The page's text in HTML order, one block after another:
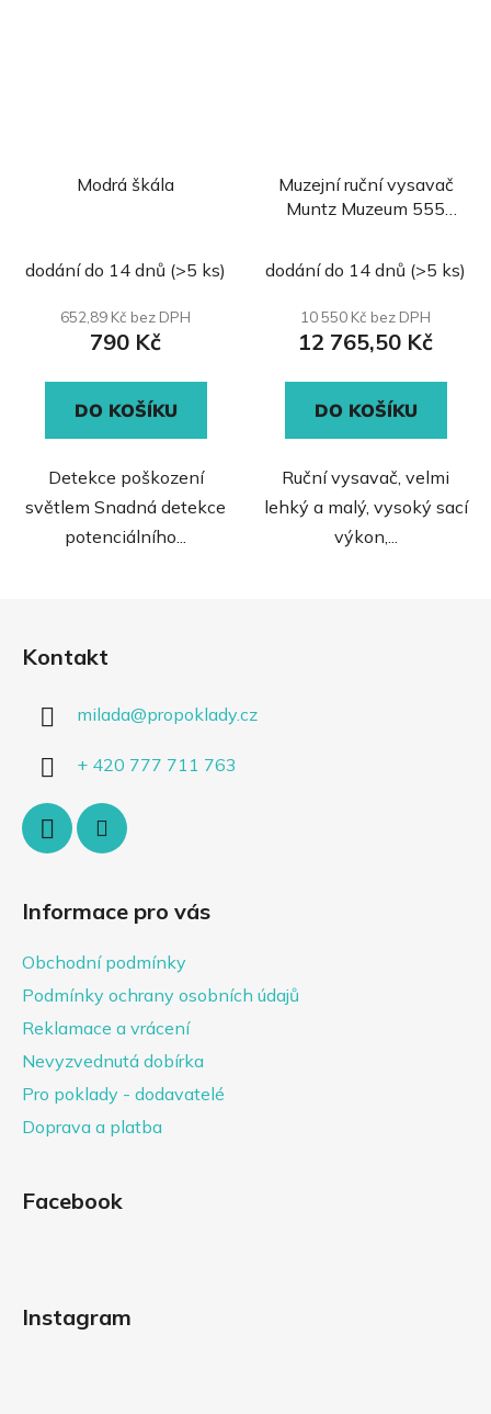
Modrá škála
hodnocení
produktu
je
z
dodání do 14 dnů (>5 ks)
652,89 Kč bez DPH
790 Kč
DO KOŠÍKU
Detekce poškození
světlem Snadná detekce
potenciálního...
Muzejní ruční vysavač
Muntz Muzeum 555
hodnocení
produktu
je
z
dodání do 14 dnů (>5 ks)
10 550 Kč bez DPH
12 765,50 Kč
DO KOŠÍKU
Ruční vysavač, velmi
lehký a malý, vysoký sací
výkon,...
Kontakt
milada@propoklady.cz
+ 420 777 711 763
Informace pro vás
Obchodní podmínky
Podmínky ochrany osobních údajů
Reklamace a vrácení
Nevyzvednutá dobírka
Pro poklady - dodavatelé
Doprava a platba
Facebook
Instagram